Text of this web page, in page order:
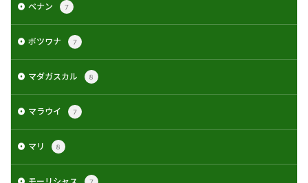
ベナン 7
ボツワナ 7
マダガスカル 8
マラウイ 7
マリ 8